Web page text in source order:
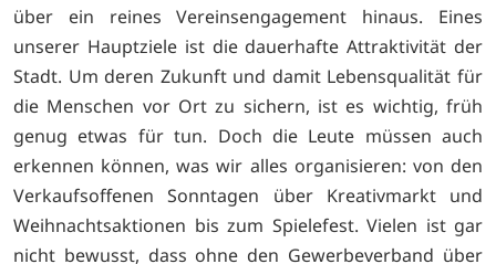
über ein reines Vereinsengagement hinaus. Eines
unserer Hauptziele ist die dauerhafte Attraktivität der
Stadt. Um deren Zukunft und damit Lebensqualität für
die Menschen vor Ort zu sichern, ist es wichtig, früh
genug etwas für tun. Doch die Leute müssen auch
erkennen können, was wir alles organisieren: von den
Verkaufsoffenen Sonntagen über Kreativmarkt und
Weihnachtsaktionen bis zum Spielefest. Vielen ist gar
nicht bewusst, dass ohne den Gewerbeverband über